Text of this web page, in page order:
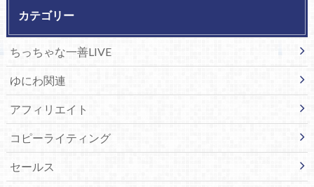
カテゴリー
ちっちゃな一善LIVE
ゆにわ関連
アフィリエイト
コピーライティング
セールス